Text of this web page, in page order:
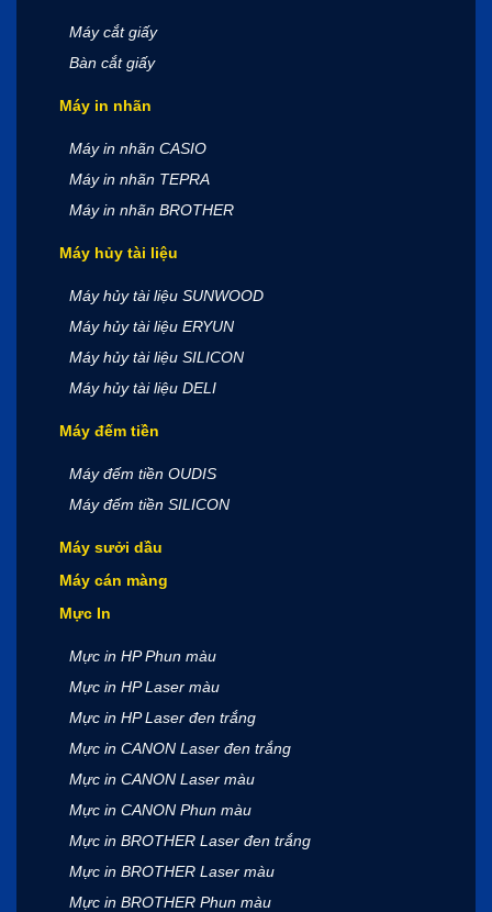
Máy cắt giấy
Bàn cắt giấy
Máy in nhãn
Máy in nhãn CASIO
Máy in nhãn TEPRA
Máy in nhãn BROTHER
Máy hủy tài liệu
Máy hủy tài liệu SUNWOOD
Máy hủy tài liệu ERYUN
Máy hủy tài liệu SILICON
Máy hủy tài liệu DELI
Máy đếm tiền
Máy đếm tiền OUDIS
Máy đếm tiền SILICON
Máy sưởi dầu
Máy cán màng
Mực In
Mực in HP Phun màu
Mực in HP Laser màu
Mực in HP Laser đen trắng
Mực in CANON Laser đen trắng
Mực in CANON Laser màu
Mực in CANON Phun màu
Mực in BROTHER Laser đen trắng
Mực in BROTHER Laser màu
Mực in BROTHER Phun màu